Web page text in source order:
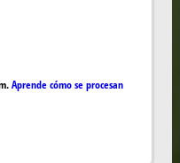
Aprende cómo se procesan